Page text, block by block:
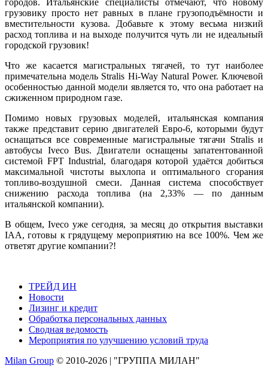
грузовику просто нет равных в плане грузоподъёмности и
вместительности кузова. Добавьте к этому весьма низкий
расход топлива и на выходе получится чуть ли не идеальный
городской грузовик!
Что же касается магистральных тягачей, то тут наиболее
примечательна модель Stralis Hi-Way Natural Power. Ключевой
особенностью данной модели является то, что она работает на
сжиженном природном газе.
Помимо новых грузовых моделей, итальянская компания
также представит серию двигателей Евро-6, которыми будут
оснащаться все современные магистральные тягачи Stralis и
автобусы Iveco Bus. Двигатели оснащены запатентованной
системой FPT Industrial, благодаря которой удаётся добиться
максимальной чистоты выхлопа и оптимального сгорания
топливо-воздушной смеси. Данная система способствует
снижению расхода топлива (на 2,33% — по данным
итальянской компании).
В общем, Iveco уже сегодня, за месяц до открытия выставки
IAA, готовы к грядущему мероприятию на все 100%. Чем же
ответят другие компании?!
ТРЕЙД ИН
Новости
Лизинг и кредит
Обработка персональных данных
Сводная ведомость
Мероприятия по улучшению условий труда
Milan Group © 2010-2026 | "ГРУППА МИЛАН"